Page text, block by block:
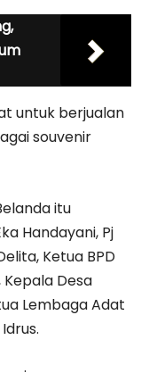
untuk berjualan
souvenir
itu
Handayani, Pj
Ketua BPD
Kepala Desa
Lembaga Adat